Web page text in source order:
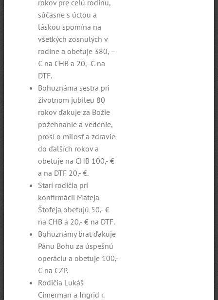
rokov pre celú rodinu,
súčasne s úctou a
láskou spomína na
všetkých zosnulých v
rodine a obetuje 380, –
€ na CHB a 20,- € na
DTF.
Bohuznáma sestra pri
životnom jubileu 80
rokov ďakuje za Božie
požehnanie a vedenie,
prosí o milosť a zdravie
do ďalších rokov a
obetuje na CHB 100,- €
a na DTF 20,- €.
Starí rodičia pri
konfirmácii Mateja
Štofeja obetujú 50,- €
na CHB a 20,- € na DTF.
Bohuznámy brat ďakuje
Pánu Bohu za úspešnú
operáciu a obetuje 100,-
€ na CZP.
Rodičia Lukáš
Cimerman a Ingrid r.